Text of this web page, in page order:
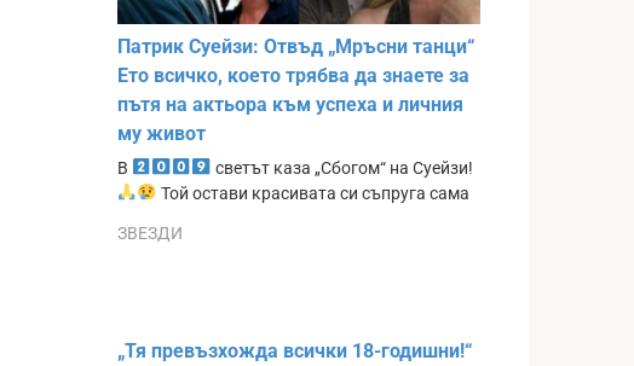
Патрик Суейзи: Отвъд „Мръсни танци“
Ето всичко, което трябва да знаете за
пътя на актьора към успеха и личния
му живот
В
светът каза „Сбогом“ на Суейзи!
Той остави красивата си съпруга сама
ЗВЕЗДИ
„Тя превъзхожда всички 18-годишни!“